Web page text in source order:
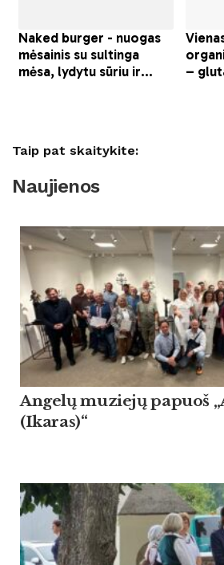
Taip pat skaitykite:
Naujienos
Angelų muziejų papuoš
(Ikaras)“